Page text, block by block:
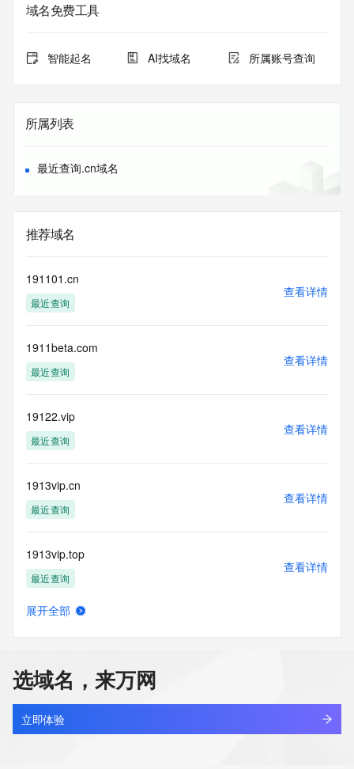
域名免费工具
智能起名 AI找域名 所属账号查询
所属列表
最近查询.cn域名
推荐域名
191101.cn
最近查询
查看详情
1911beta.com
最近查询
查看详情
19122.vip
最近查询
查看详情
1913vip.cn
最近查询
查看详情
1913vip.top
最近查询
查看详情
19145696.cc
最近查询
查看详情
展开全部
选域名，来万网
立即体验